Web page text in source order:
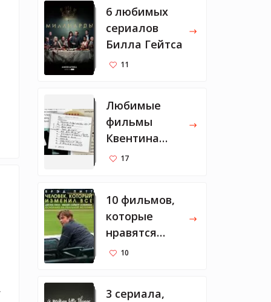
6 любимых
сериалов
Билла Гейтса
11
Любимые
фильмы
Квентина
Тарантино
17
10 фильмов,
которые
нравятся
Марку
10
3 сериала,